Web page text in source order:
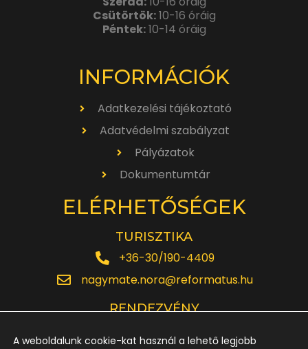
Csütörtök:10-16 óráig
Péntek:10-14 óráig
INFORMÁCIÓK
Adatkezelési tájékoztató
Adatvédelmi szabályzat
Pályázatok
Dokumentumtár
ELÉRHETŐSÉGEK
TURISZTIKA
+36-30/190-4409
nagymate.nora@reformatus.hu
RENDEZVÉNY
A weboldalunk cookie-kat használ a lehető legjobb